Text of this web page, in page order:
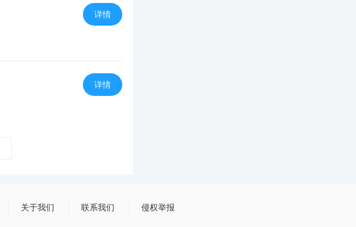
详情
详情
关于我们 联系我们 侵权举报